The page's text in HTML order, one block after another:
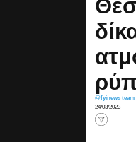
@fyinews team
24/03/2023